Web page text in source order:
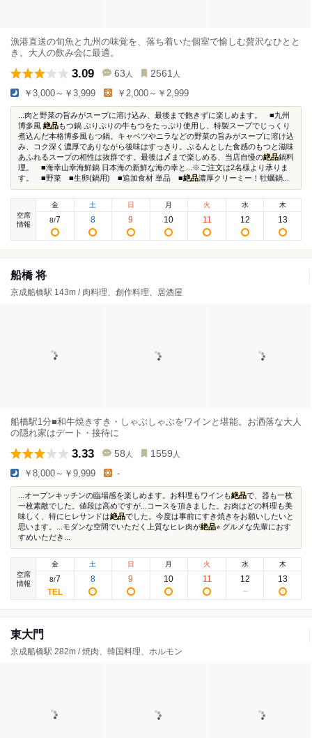
漁港直送の旬魚と九州の味覚を、落ち着いた個室で愉しむ贅沢なひとと
き。大人の飲み会に最適。
3.09 63 人 2561 人
￥3,000～￥3,999 ￥2,000～￥2,999
...肉と野菜の旨みがスープに溶け込み、最後まで飽きずに楽しめます。 ■九州
博多風 絶品もつ鍋 ぷりぷりの牛もつをたっぷり使用し、特製スープでじっくり
煮込んだ本格博多風もつ鍋。キャベツやニラなどの野菜の旨みがスープに溶け込
み、コク深く濃厚でありながら後味はすっきり。ぷるんとした食感のもつと滋味
あふれるスープの相性は抜群です。最後は〆まで楽しめる、当店自慢の絶品鍋料
理。 ■海幸山幸海鮮鍋 日本海の新鮮な海の幸と...※ご注文は2名様より承りま
す。 ■野菜 ■生卵(鍋用) ■追加食材 単品 ■絶品濃厚クリーミー！牡蠣鍋...
空席
情報
金
8/7
土
8
日
9
月
10
火
11
水
12
木
13
船橋 将
京成船橋駅 143m / 肉料理、創作料理、居酒屋
船橋駅1分■和牛焼きすき・しゃぶしゃぶをワインと堪能。お洒落な大人
の隠れ家はデート・接待に
3.33 58 人 1559 人
￥8,000～￥9,999 -
...オープンキッチンの臨場感を楽しめます。お料理もワインも絶品で、器も一枚
一枚素敵でした。値段は高めですが...コースを頂きました。お肉はどの料理も美
味しく、特にヒレサンドは絶品でした。今度は事前にすき焼きをお願いしたいと
思います。...モダンな空間でいただく上質なヒレ肉が絶品⭐︎ グルメな先輩におす
すめいただき...
空席
情報
金
8/7
土
8
日
9
月
10
火
11
水
12
木
13
東大門
京成船橋駅 282m / 焼肉、韓国料理、ホルモン